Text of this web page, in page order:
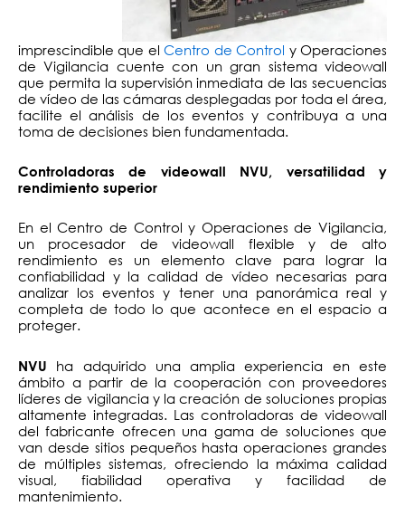
imprescindible que elCentro de Control y Operaciones
de Vigilancia cuente con un gran sistema videowall
que permita la supervisión inmediata de las secuencias
de vídeo de las cámaras desplegadas por toda el área,
facilite el análisis de los eventos y contribuya a una
toma de decisiones bien fundamentada.
Controladoras de videowall NVU, versatilidad y
rendimiento superior
En el Centro de Control y Operaciones de Vigilancia,
un procesador de videowall flexible y de alto
rendimiento es un elemento clave para lograr la
confiabilidad y la calidad de vídeo necesarias para
analizar los eventos y tener una panorámica real y
completa de todo lo que acontece en el espacio a
proteger.
NVU
ha adquirido una amplia experiencia en este
ámbito a partir de la cooperación con proveedores
líderes de vigilancia y la creación de soluciones propias
altamente integradas. Las controladoras de videowall
del fabricante ofrecen una gama de soluciones que
van desde sitios pequeños hasta operaciones grandes
de múltiples sistemas, ofreciendo la máxima calidad
visual, fiabilidad operativa y facilidad de
mantenimiento.